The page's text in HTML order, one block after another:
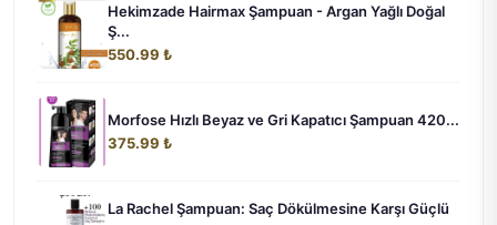
Hekimzade Hairmax Şampuan - Argan Yağlı Doğal
Ş...
550.99 ₺
Morfose Hızlı Beyaz ve Gri Kapatıcı Şampuan 420...
375.99 ₺
La Rachel Şampuan: Saç Dökülmesine Karşı Güçlü